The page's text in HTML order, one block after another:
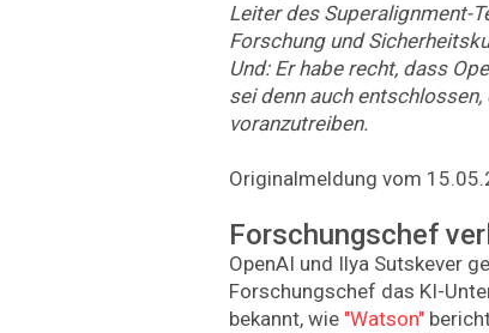
Leiter des Superalignment-
Forschung und
Und: Er habe recht, dass
sei denn auch
voranzutreiben.
Originalmeldung vom
Forschungschef
OpenAI und Ilya Sutskever
Forschungschef das KI-
bekannt, wie "Watson"